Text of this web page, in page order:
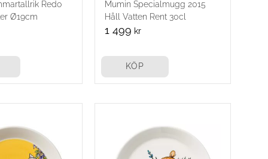
Redo
Ø19cm
Mumin Specialmugg 2015
Håll Vatten Rent 30cl
1 499 kr
KÖP